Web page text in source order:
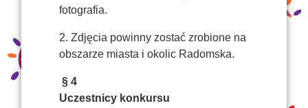
fotografia.
2. Zdjęcia powinny zostać zrobione na
obszarze miasta i okolic Radomska.
§ 4
Uczestnicy konkursu